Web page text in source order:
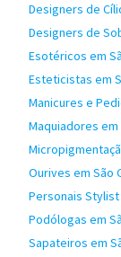
Designers de
Designers de
Esotéricos em
Esteticistas em
Manicures e
Maquiadores em
Ourives em São
Personais Stylist
Podólogas em
Sapateiros em